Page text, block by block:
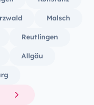
Malsch
Reutlingen
Allgäu